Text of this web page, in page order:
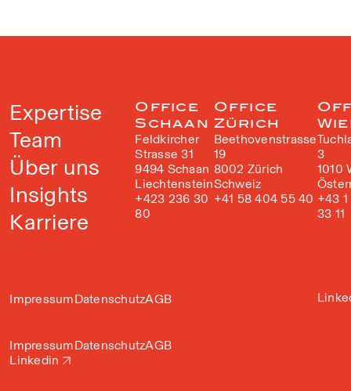
Expertise
Team
Über uns
Insights
Karriere
ImpressumDatenschutzAGB
Office
Schaan
Feldkircher
Strasse 31
9494 Schaan
Liechtenstein
+423 236 30
80
Office
Zürich
Beethovenstrasse
19
8002 Zürich
Schweiz
+41 58 404 55 40
3
1010
+43
33 11
ImpressumDatenschutzAGB
Linkedin